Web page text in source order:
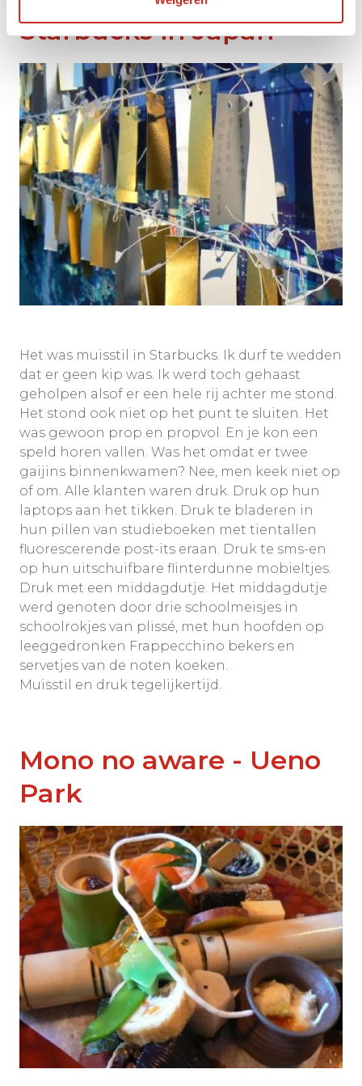
Starbucks in Japan
Het was muisstil in Starbucks. Ik durf te wedden
dat er geen kip was. Ik werd toch gehaast
geholpen alsof er een hele rij achter me stond.
Het stond ook niet op het punt te sluiten. Het
was gewoon prop en propvol. En je kon een
speld horen vallen. Was het omdat er twee
gaijins binnenkwamen? Nee, men keek niet op
of om. Alle klanten waren druk. Druk op hun
laptops aan het tikken. Druk te bladeren in
hun pillen van studieboeken met tientallen
fluorescerende post-its eraan. Druk te sms-en
op hun uitschuifbare flinterdunne mobieltjes.
Druk met een middagdutje. Het middagdutje
werd genoten door drie schoolmeisjes in
schoolrokjes van plissé, met hun hoofden op
leeggedronken Frappecchino bekers en
servetjes van de noten koeken.
Muisstil en druk tegelijkertijd.
Mono no aware - Ueno
Park